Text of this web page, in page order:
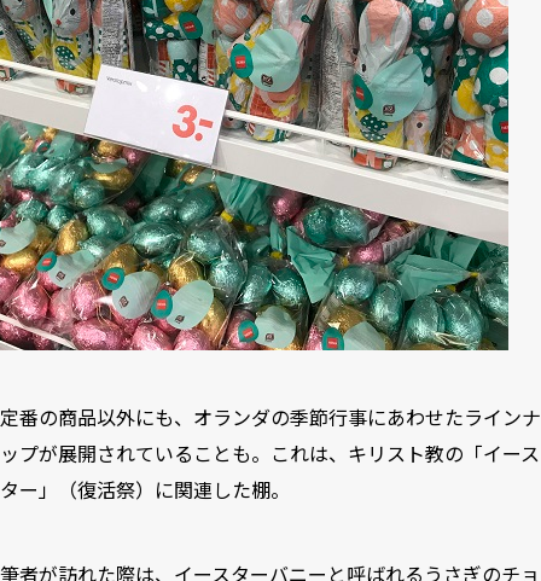
定番の商品以外にも、オランダの季節行事にあわせたラインナ
ップが展開されていることも。これは、キリスト教の「イース
ター」（復活祭）に関連した棚。
筆者が訪れた際は、イースターバニーと呼ばれるうさぎのチョ